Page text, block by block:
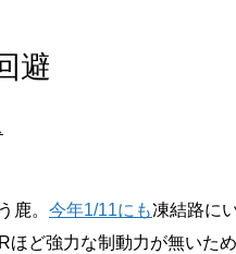
避
鹿。 今年1/11にも凍結路に
ほど強力な制動力が無いた